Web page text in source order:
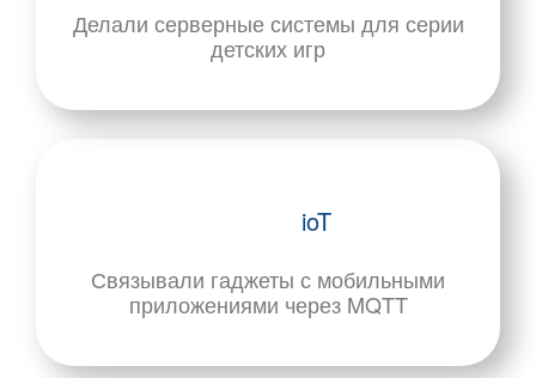
Делали серверные системы для серии
детских игр
ioT
Связывали гаджеты с мобильными
приложениями через MQTT